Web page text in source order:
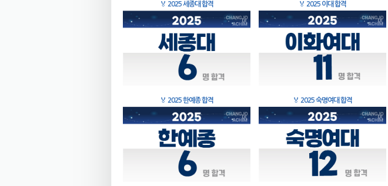
🏅 2025 세종대 합격 🏅 2025 이대 합격
🏅 2025 한예종 합격 🏅 2025 숙명여대 합격